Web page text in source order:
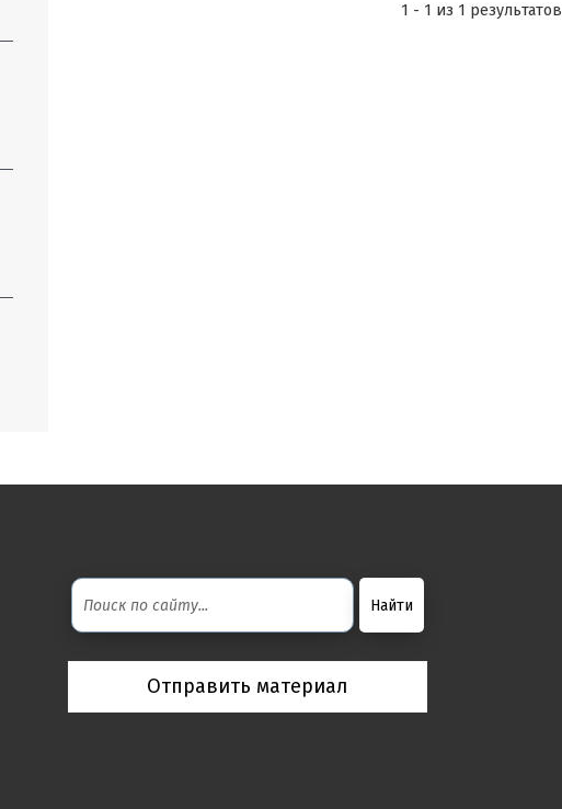
1 - 1 из 1 результатов
Отправить материал